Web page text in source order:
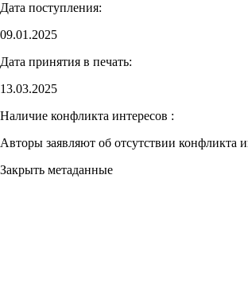
Дата поступления:
09.01.2025
Дата принятия в печать:
13.03.2025
Наличие конфликта интересов :
Авторы заявляют об отсутствии конфликта
Закрыть метаданные